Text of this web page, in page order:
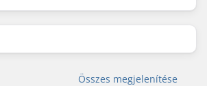
Összes megjelenítése